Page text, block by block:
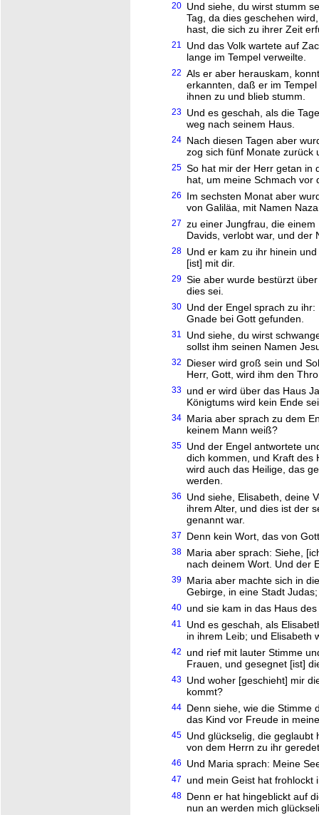
20 Und siehe, du wirst stumm
Tag, da dies geschehen
hast, die sich zu ihrer Zeit
21
Und das Volk wartete auf
lange im Tempel verweilte.
22 Als er aber herauskam,
erkannten, daß er im
ihnen zu und blieb stumm.
23 Und es geschah, als die
weg nach seinem Haus.
24 Nach diesen Tagen aber
zog sich fünf Monate zurück
25 So hat mir der Herr getan in
hat, um meine Schmach vor
26
Im sechsten Monat aber
von Galiläa, mit Namen
27 zu einer Jungfrau, die
Davids, verlobt war, und der
28 Und er kam zu ihr hinein
[ist] mit dir.
29 Sie aber wurde bestürzt
dies sei.
30 Und der Engel sprach zu
Gnade bei Gott gefunden.
31
Und siehe, du wirst
sollst ihm seinen Namen
32
Dieser wird groß sein und
Herr, Gott, wird ihm den
33 und er wird über das Haus
Königtums wird kein Ende
34 Maria aber sprach zu dem
keinem Mann weiß?
35 Und der Engel antwortete
dich kommen, und Kraft des
wird auch das Heilige, das
werden.
36
Und siehe, Elisabeth, deine
ihrem Alter, und dies ist der
genannt war.
37 Denn kein Wort, das von
38 Maria aber sprach: Siehe,
nach deinem Wort. Und der
39 Maria aber machte sich in
Gebirge, in eine Stadt Judas;
40 und sie kam in das Haus
41
Und es geschah, als
in ihrem Leib; und Elisabeth
42 und rief mit lauter Stimme
Frauen, und gesegnet [ist]
43 Und woher [geschieht] mir
kommt?
44 Denn siehe, wie die Stimme
das Kind vor Freude in
45 Und glückselig, die geglaubt
von dem Herrn zu ihr
46 Und Maria sprach: Meine
47 und mein Geist hat frohlockt
48 Denn er hat hingeblickt auf
nun an werden mich